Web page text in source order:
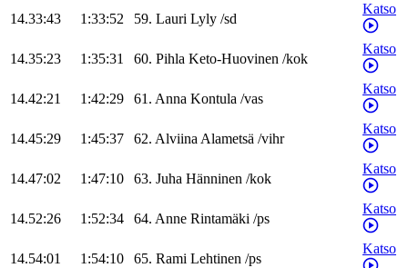
14.33:43 1:33:52 59. Lauri Lyly /sd
Katso
14.35:23 1:35:31 60. Pihla Keto-Huovinen /kok
Katso
14.42:21 1:42:29 61. Anna Kontula /vas
Katso
14.45:29 1:45:37 62. AlviinaAlametsä /vihr
Katso
14.47:02 1:47:10 63. Juha Hänninen /kok
Katso
14.52:26 1:52:34 64. Anne Rintamäki /ps
Katso
14.54:01 1:54:10 65. Rami Lehtinen /ps
Katso